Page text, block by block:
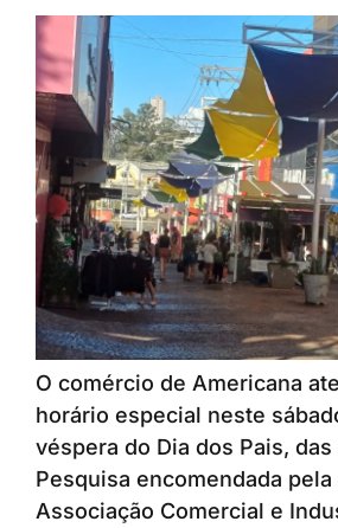
O comércio de Americana
horário especial neste
véspera do Dia dos Pais, das
Pesquisa encomendada pela
Associação Comercial e